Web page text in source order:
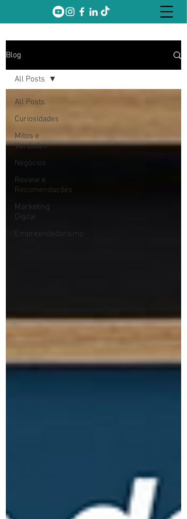
Blog
All Posts
Curiosidades
Mitos e
Verdades
Negócios
Review e
Recomendações
Marketing
Digital
Empreendedorismo
All Posts